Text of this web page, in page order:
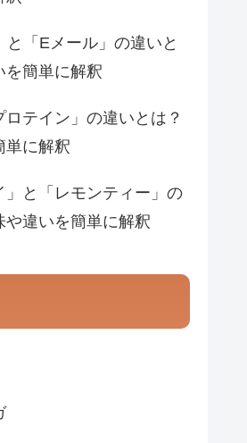
と「Eメール」の違いと
を簡単に解釈
ロテイン」の違いとは？
単に解釈
」と「レモンティー」の
や違いを簡単に解釈